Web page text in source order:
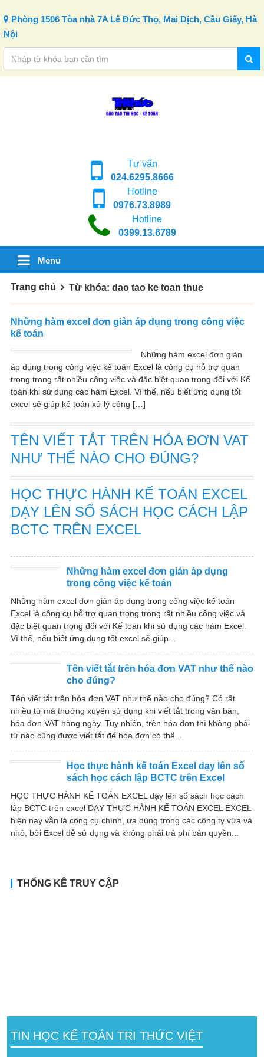
Phòng 1506 Tòa nhà 7A Lê Đức Thọ, Mai Dịch, Cầu Giấy, Hà
Nội
Tư vấn
024.6295.8666
Hotline
0976.73.8989
Hotline
0399.13.6789
Menu
Trang chủ Từ khóa: dao tao ke toan thue
Những hàm excel đơn giản áp dụng trong công việc
kế toán
Những hàm excel đơn giản
áp dụng trong công việc kế toán Excel là công cụ hỗ trợ quan
trọng trong rất nhiều công việc và đặc biệt quan trọng đối với Kế
toán khi sử dụng các hàm Excel. Vì thế, nếu biết ứng dụng tốt
excel sẽ giúp kế toán xử lý công […]
TÊN VIẾT TẮT TRÊN HÓA ĐƠN VAT
NHƯ THẾ NÀO CHO ĐÚNG?
HỌC THỰC HÀNH KẾ TOÁN EXCEL
DẠY LÊN SỔ SÁCH HỌC CÁCH LẬP
BCTC TRÊN EXCEL
Những hàm excel đơn giản áp dụng
trong công việc kế toán
Những hàm excel đơn giản áp dụng trong công việc kế toán
Excel là công cụ hỗ trợ quan trọng trong rất nhiều công việc và
đặc biệt quan trọng đối với Kế toán khi sử dụng các hàm Excel.
Vì thế, nếu biết ứng dụng tốt excel sẽ giúp...
Tên viết tắt trên hóa đơn VAT như thế nào
cho đúng?
Tên viết tắt trên hóa đơn VAT như thế nào cho đúng? Có rất
nhiều từ mà thường xuyên sử dụng khi viết tắt trong văn bản,
hóa đơn VAT hàng ngày. Tuy nhiên, trên hóa đơn thì không phải
từ nào cũng được viết tắt để hóa đơn có thể...
Học thực hành kế toán Excel dạy lên sổ
sách học cách lập BCTC trên Excel
HỌC THỰC HÀNH KẾ TOÁN EXCEL dạy lên sổ sách học cách
lập BCTC trên excel DẠY THỰC HÀNH KẾ TOÁN EXCEL EXCEL
hiện nay vẫn là công cụ chính, ưa dùng trong các công ty vừa và
nhỏ, bởi Excel dễ sử dụng và không phải trả phí bản quyền...
THỐNG KÊ TRUY CẬP
TIN HỌC KẾ TOÁN TRI THỨC VIỆT